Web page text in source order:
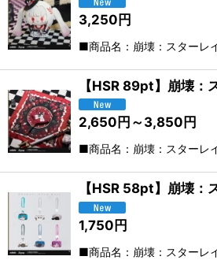
3,250円
■商品名：崩壊：スターレ
【HSR 89pt】崩壊
2,650 円 ～3,850 円
■商品名：崩壊：スターレ
【HSR 58pt】崩壊
1,750 円
■商品名：崩壊：スターレ